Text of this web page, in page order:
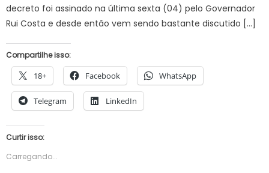
decreto foi assinado na última sexta (04) pelo Governador
Rui Costa e desde então vem sendo bastante discutido […]
Compartilhe isso:
18+ Facebook WhatsApp
Telegram LinkedIn
Curtir isso:
Carregando...